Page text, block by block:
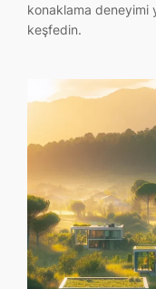
konaklama deneyimi
keşfedin.